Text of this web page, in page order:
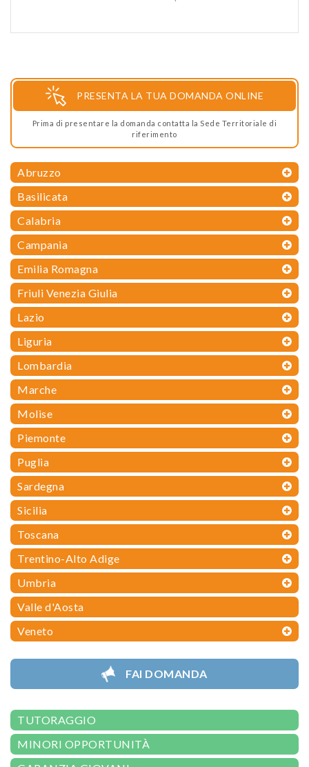
PRESENTA LA TUA DOMANDA ONLINE
Prima di presentare la domanda contatta la Sede Territoriale di
riferimento
Abruzzo
Basilicata
Calabria
Campania
Emilia Romagna
Friuli Venezia Giulia
Lazio
Liguria
Lombardia
Marche
Molise
Piemonte
Puglia
Sardegna
Sicilia
Toscana
Trentino-Alto Adige
Umbria
Valle d'Aosta
Veneto
FAI DOMANDA
TUTORAGGIO
MINORI OPPORTUNITÀ